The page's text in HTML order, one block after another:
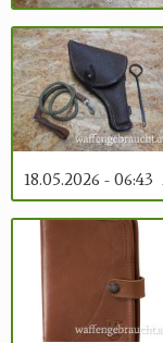
18.05.2026 - 06:43